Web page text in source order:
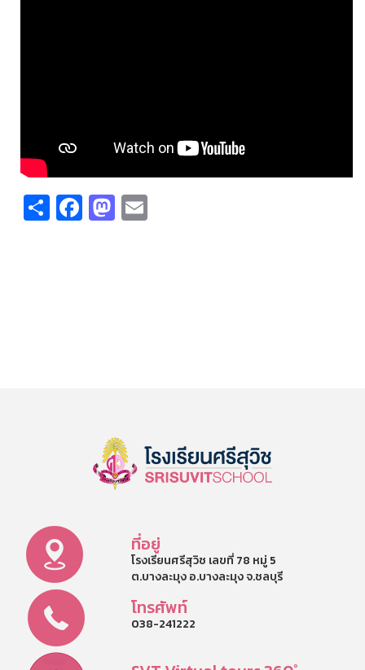
ShareFacebook
Mastodon
ที่อยู่
โรงเรียนศรีสุวิช เลขที่ 78 หมู่ 5
ต.บางละมุง อ.บางละมุง จ.ชลบุรี
โทรศัพท์
038-241222